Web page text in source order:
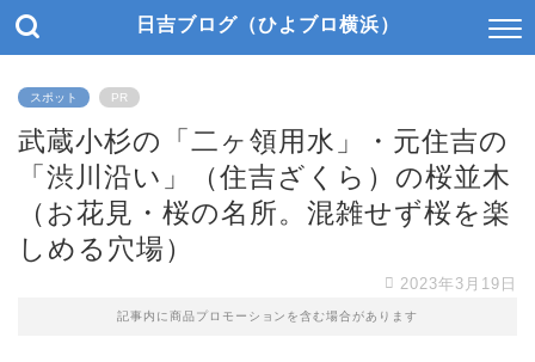
日吉ブログ（ひよブロ横浜）
スポット PR
武蔵小杉の「二ヶ領用水」・元住吉の
「渋川沿い」（住吉ざくら）の桜並木
（お花見・桜の名所。混雑せず桜を楽
しめる穴場）
2023年3月19日
記事内に商品プロモーションを含む場合があります